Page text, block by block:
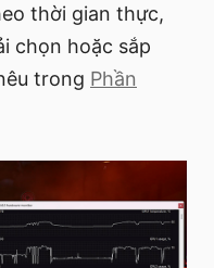
thời gian thực,
chọn hoặc sắp
trong Phần